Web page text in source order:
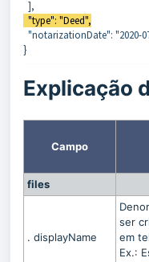
],
"type": "Deed",
"notarizationDate": "2020-
}
Explicação
Campo
files
. displayName
ser
em
Ex.: